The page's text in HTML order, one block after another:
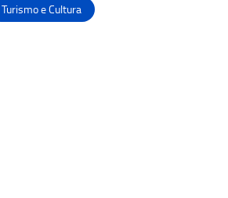
Turismo e Cultura